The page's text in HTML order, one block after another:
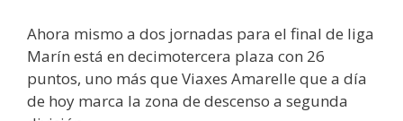
Ahora mismo a dos jornadas para el final de liga
Marín está en decimotercera plaza con 26
puntos, uno más que Viaxes Amarelle que a día
de hoy marca la zona de descenso a segunda